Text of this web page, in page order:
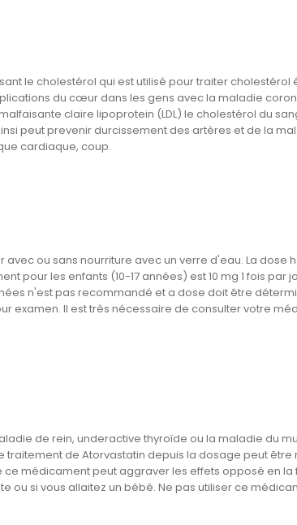
le cholestérol qui est utilisé pour traiter
du cœur dans les gens avec la maladie
claire lipoprotein (LDL) le cholestérol du
peut prevenir durcissement des artères et de la
cardiaque, coup.
ou sans nourriture avec un verre d'eau. La dose
pour les enfants (10-17 années) est 10 mg 1 fois par
n'est pas recommandé et a dose doit être
examen. Il est très nécessaire de consulter votre
de rein, underactive thyroïde ou la maladie du
de Atorvastatin depuis la dosage peut être
médicament peut aggraver les effets opposé en la
ou si vous allaitez un bébé. Ne pas utiliser ce